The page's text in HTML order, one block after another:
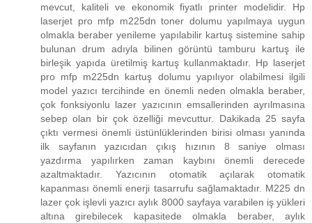
mevcut, kaliteli ve ekonomik fiyatlı printer modelidir. Hp
laserjet pro mfp m225dn toner dolumu yapılmaya uygun
olmakla beraber yenileme yapılabilir kartuş sistemine sahip
bulunan drum adıyla bilinen görüntü tamburu kartuş ile
birleşik yapıda üretilmiş kartuş kullanmaktadır. Hp laserjet
pro mfp m225dn kartuş dolumu yapılıyor olabilmesi ilgili
model yazıcı tercihinde en önemli neden olmakla beraber,
çok fonksiyonlu lazer yazıcının emsallerinden ayrılmasına
sebep olan bir çok özelliği mevcuttur. Dakikada 25 sayfa
çıktı vermesi önemli üstünlüklerinden birisi olması yanında
ilk sayfanın yazıcıdan çıkış hızının 8 saniye olması
yazdırma yapılırken zaman kaybını önemli derecede
azaltmaktadır. Yazıcının otomatik açılarak otomatik
kapanması önemli enerji tasarrufu sağlamaktadır. M225 dn
lazer çok işlevli yazıcı aylık 8000 sayfaya varabilen iş yükleri
altına girebilecek kapasitede olmakla beraber, aylık